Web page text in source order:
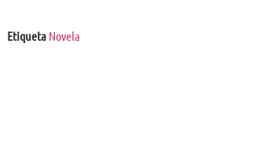
Etiqueta Novela